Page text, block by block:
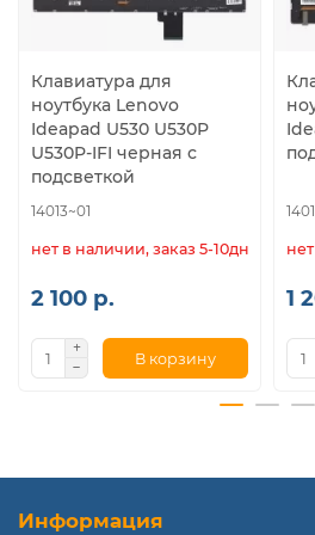
Клавиатура для
ноутбука Lenovo
Ideapad U530 U530P
U530P-IFI черная с
подсветкой
14013~01
нет в наличии, заказ 5-10дн.
2 100 р.
В корзину
1
Информация